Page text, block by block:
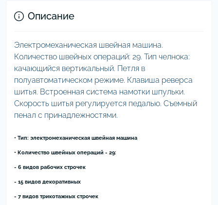
Описание
Электромеханическая швейная машина.
Количество швейных операций: 29. Тип челнока:
качающийся вертикальный. Петля в
полуавтоматическом режиме. Клавиша реверса
шитья. Встроенная система намотки шпульки.
Скорость шитья регулируется педалью. Съемный
пенал с принадлежностями.
• Тип: электромеханическая швейная машина
• Количество швейных операций - 29:
- 6 видов рабочих строчек
- 15 видов декоративных
- 7 видов трикотажных строчек